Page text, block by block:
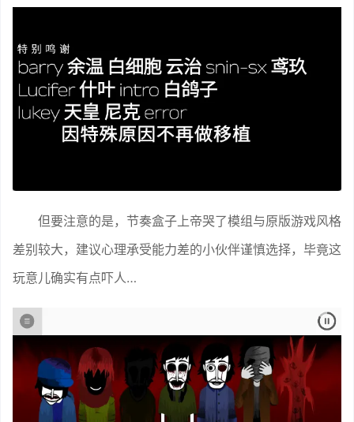
但要注意的是，节奏盒子上帝哭了模组与原版游戏风格
差别较大，建议心理承受能力差的小伙伴谨慎选择，毕竟这
玩意儿确实有点吓人…